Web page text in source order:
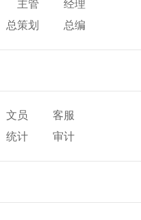
主管
经理
总策划
总编
文员
客服
统计
审计